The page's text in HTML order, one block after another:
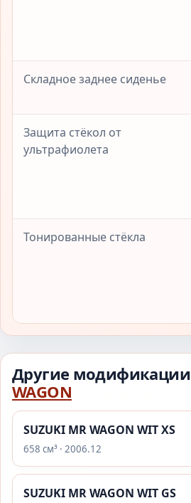
Складное заднее сиденье
Защита стёкол от
ультрафиолета
Тонированные стёкла
Другие модификации
WAGON
SUZUKI MR WAGON WIT XS
658 см³ · 2006.12
SUZUKI MR WAGON WIT GS